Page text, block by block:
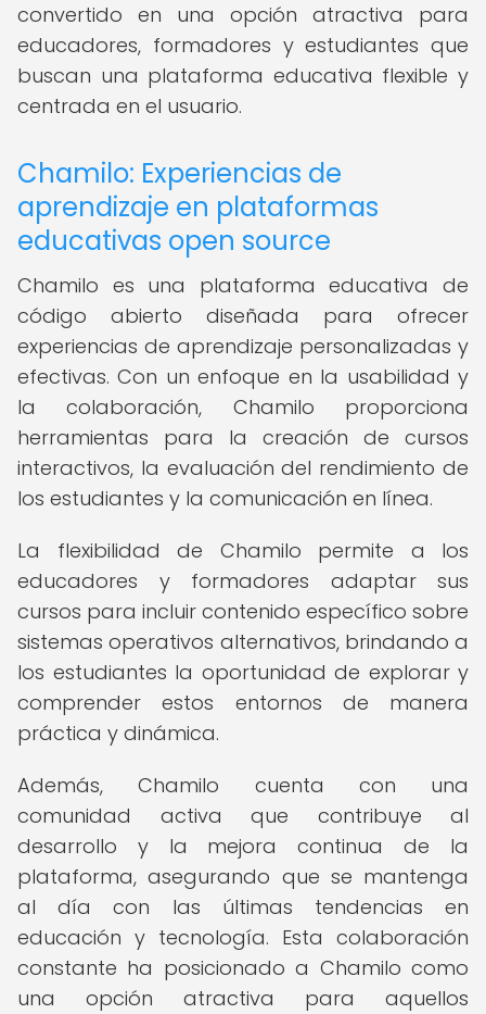
convertido en una opción atractiva para
educadores, formadores y estudiantes que
buscan una plataforma educativa flexible y
centrada en el usuario.
Chamilo: Experiencias de
aprendizaje en plataformas
educativas open source
Chamilo es una plataforma educativa de
código abierto diseñada para ofrecer
experiencias de aprendizaje personalizadas y
efectivas. Con un enfoque en la usabilidad y
la colaboración, Chamilo proporciona
herramientas para la creación de cursos
interactivos, la evaluación del rendimiento de
los estudiantes y la comunicación en línea.
La flexibilidad de Chamilo permite a los
educadores y formadores adaptar sus
cursos para incluir contenido específico sobre
sistemas operativos alternativos, brindando a
los estudiantes la oportunidad de explorar y
comprender estos entornos de manera
práctica y dinámica.
Además, Chamilo cuenta con una
comunidad activa que contribuye al
desarrollo y la mejora continua de la
plataforma, asegurando que se mantenga
al día con las últimas tendencias en
educación y tecnología. Esta colaboración
constante ha posicionado a Chamilo como
una opción atractiva para aquellos